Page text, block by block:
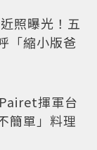
照曝光！五
「縮小版爸
揮軍台
簡單」料理